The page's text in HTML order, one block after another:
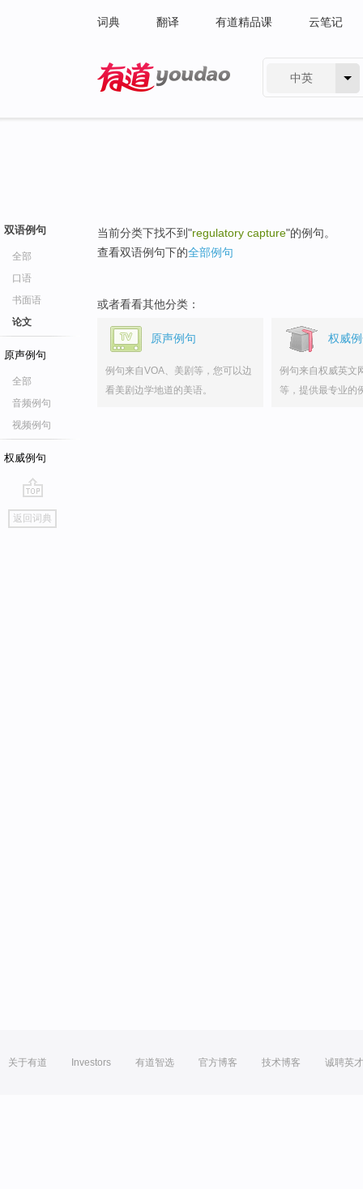
词典 翻译 有道精品课 云笔记
中英
双语例句
全部
口语
书面语
论文
原声例句
全部
音频例句
视频例句
权威例句
go
top
返回词典
当前分类下找不到"regulatory capture"的例句。
查看双语例句下的全部例句
或者看看其他分类：
原声例句
例句来自VOA、美剧等，您可以边
看美剧边学地道的美语。
权威
例句来自权威英文
等，提供最专业的
关于有道 Investors 有道智选 官方博客 技术博客 诚聘英才